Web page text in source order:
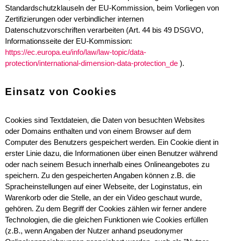
Standardschutzklauseln der EU-Kommission, beim Vorliegen von
Zertifizierungen oder verbindlicher internen
Datenschutzvorschriften verarbeiten (Art. 44 bis 49 DSGVO,
Informationsseite der EU-Kommission:
https://ec.europa.eu/info/law/law-topic/data-
protection/international-dimension-data-protection_de ).
Einsatz von Cookies
Cookies sind Textdateien, die Daten von besuchten Websites
oder Domains enthalten und von einem Browser auf dem
Computer des Benutzers gespeichert werden. Ein Cookie dient in
erster Linie dazu, die Informationen über einen Benutzer während
oder nach seinem Besuch innerhalb eines Onlineangebotes zu
speichern. Zu den gespeicherten Angaben können z.B. die
Spracheinstellungen auf einer Webseite, der Loginstatus, ein
Warenkorb oder die Stelle, an der ein Video geschaut wurde,
gehören. Zu dem Begriff der Cookies zählen wir ferner andere
Technologien, die die gleichen Funktionen wie Cookies erfüllen
(z.B., wenn Angaben der Nutzer anhand pseudonymer